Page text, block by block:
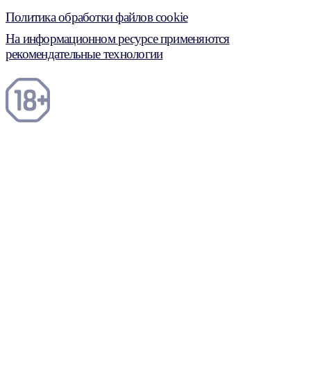
Политика обработки файлов cookie
На информационном ресурсе применяются
рекомендательные технологии